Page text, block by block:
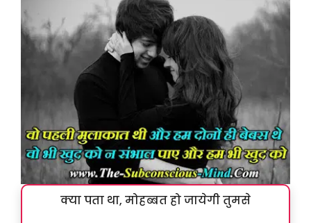
क्या पता था, मोहब्बत हो जायेगी तुमसे